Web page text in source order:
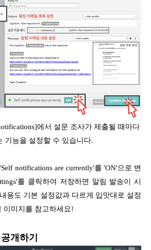
에서 설문 조사가 제출될 때마다
기능을 설정할 수 있습니다.
notifications are currently'를 'ON'으로 변
를 클릭하여 저장하면 알림 발송이 시
용도 기본 설정값과 다르게 입맛대로 설정
이미지를 참고하세요!
개하기